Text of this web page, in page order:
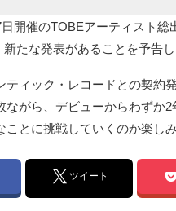
開催のTOBEアーティスト
たな発表があることを予告し
ティック・レコードとの契約
ながら、デビューからわずか
ことに挑戦していくのか楽し
ツイート